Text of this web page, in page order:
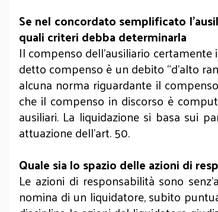
Se nel concordato semplificato
quali criteri debba determinarla
Il compenso dell’ausiliario
detto compenso è un debito “d’alto
alcuna norma riguardante il
che il compenso in discorso è
ausiliari. La liquidazione si basa sui
attuazione dell’art. 50.
Quale sia lo spazio delle azioni di
Le azioni di responsabilità sono
nomina di un liquidatore, subito